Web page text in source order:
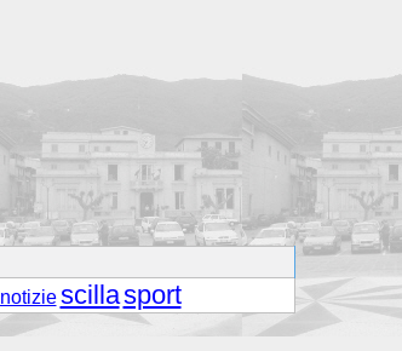
notizie scillasport